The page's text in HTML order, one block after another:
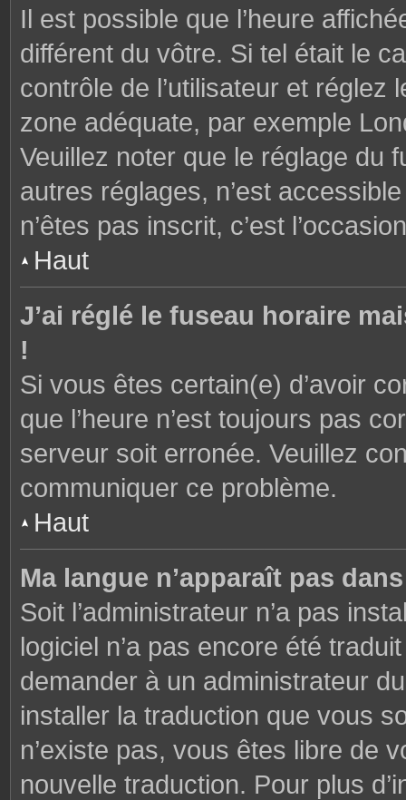
Il est possible que l’heure
différent du vôtre. Si tel était le
contrôle de l’utilisateur et
zone adéquate, par exemple
Veuillez noter que le réglage du
autres réglages, n’est
n’êtes pas inscrit, c’est
Haut
J’ai réglé le fuseau horaire
!
Si vous êtes certain(e) d’avoir
que l’heure n’est toujours pas
serveur soit erronée. Veuillez
communiquer ce problème.
Haut
Ma langue n’apparaît pas
Soit l’administrateur n’a pas
logiciel n’a pas encore été
demander à un administrateur
installer la traduction que vous
n’existe pas, vous êtes libre de
nouvelle traduction. Pour plus